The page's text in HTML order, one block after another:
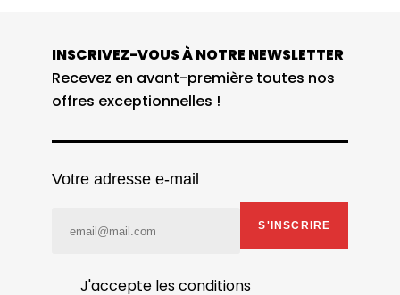
INSCRIVEZ-VOUS À NOTRE NEWSLETTER
Recevez en avant-première toutes nos
offres exceptionnelles !
Votre adresse e-mail
S'INSCRIRE
J'accepte les conditions